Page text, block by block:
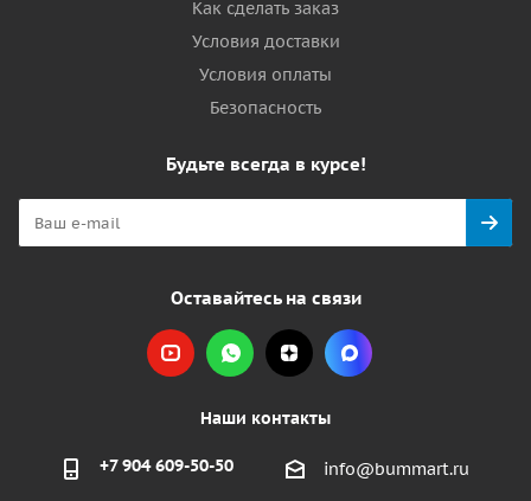
Как сделать заказ
Условия доставки
Условия оплаты
Безопасность
Будьте всегда в курсе!
Оставайтесь на связи
Наши контакты
+7 904 609-50-50 info@bummart.ru